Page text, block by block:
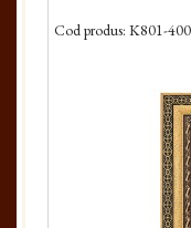
Cod produs: K801-400